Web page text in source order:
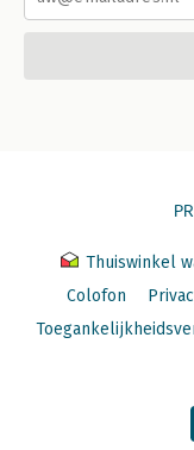
Thuiswinkel
Colofon